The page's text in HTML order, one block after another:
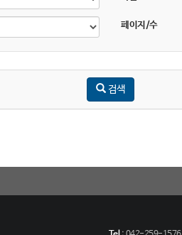
페이지/수
검색